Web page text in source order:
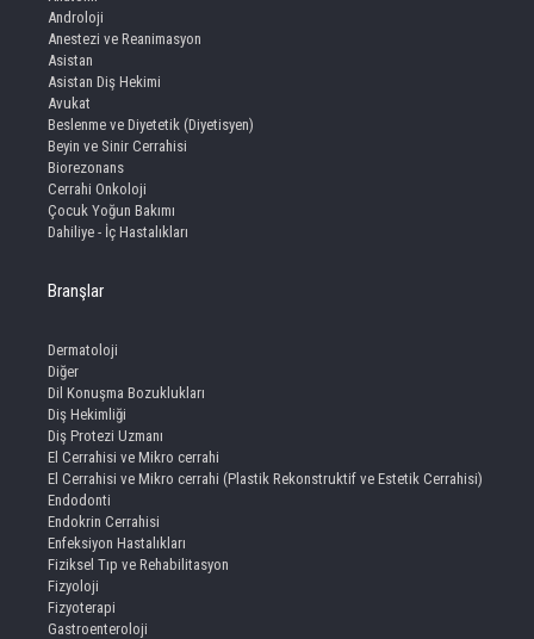
Androloji
Anestezi ve Reanimasyon
Asistan
Asistan Diş Hekimi
Avukat
Beslenme ve Diyetetik (Diyetisyen)
Beyin ve Sinir Cerrahisi
Biorezonans
Cerrahi Onkoloji
Çocuk Yoğun Bakımı
Dahiliye - İç Hastalıkları
Branşlar
Dermatoloji
Diğer
Dil Konuşma Bozuklukları
Diş Hekimliği
Diş Protezi Uzmanı
El Cerrahisi ve Mikro cerrahi
El Cerrahisi ve Mikro cerrahi (Plastik Rekonstruktif ve Estetik Cerrahisi)
Endodonti
Endokrin Cerrahisi
Enfeksiyon Hastalıkları
Fiziksel Tıp ve Rehabilitasyon
Fizyoloji
Fizyoterapi
Gastroenteroloji